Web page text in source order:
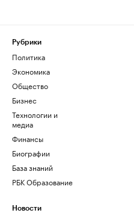
Рубрики
Политика
Экономика
Общество
Бизнес
Технологии и
медиа
Финансы
Биографии
База знаний
РБК Образование
Новости